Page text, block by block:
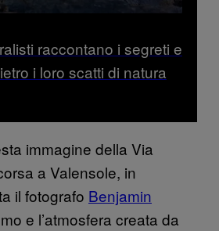
raccontano i segreti e
i loro scatti di natura
immagine della Via
a Valensole, in
il fotografo Benjamin
e l’atmosfera creata da